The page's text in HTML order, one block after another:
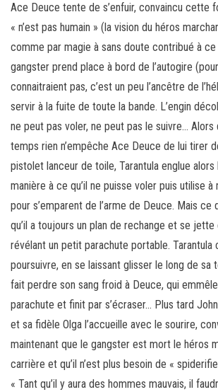
Ace Deuce tente de s’enfuir, convaincu cette
« n’est pas humain » (la vision du héros
comme par magie à sans doute contribué à
gangster prend place à bord de l’autogire
connaitraient pas, c’est un peu l’ancêtre de
servir à la fuite de toute la bande. L’engin
ne peut pas voler, ne peut pas le suivre… Alors
temps rien n’empêche Ace Deuce de lui tirer
pistolet lanceur de toile, Tarantula englue alors
manière à ce qu’il ne puisse voler puis utilise à
pour s’emparent de l’arme de Deuce. Mais ce
qu’il a toujours un plan de rechange et se jette
révélant un petit parachute portable. Tarantula
poursuivre, en se laissant glisser le long de sa
fait perdre son sang froid à Deuce, qui
parachute et finit par s’écraser… Plus tard
et sa fidèle Olga l’accueille avec le sourire,
maintenant que le gangster est mort le héros
carrière et qu’il n’est plus besoin de «
« Tant qu’il y aura des hommes mauvais, il